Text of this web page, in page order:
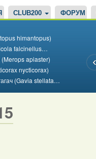
CLUB200 ФОРУМ
himantopus)
falcinellus…
apiaster)
nycticorax)
(Gavia stellata…